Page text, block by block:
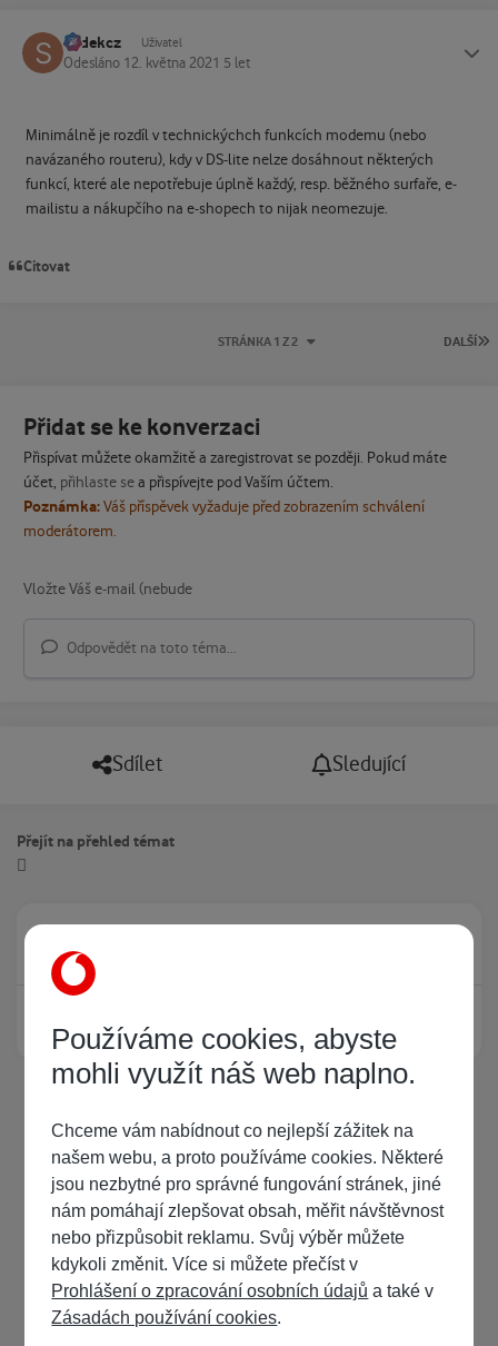
sodekcz Uživatel
Odesláno 12. května 2021 5 let
Minimálně je rozdíl v technickýchch funkcích modemu (nebo
navázaného routeru), kdy v DS-lite nelze dosáhnout některých
funkcí, které ale nepotřebuje úplně každý, resp. běžného surfaře, e-
mailistu a nákupčího na e-shopech to nijak neomezuje.
Citovat
DALŠÍ
STRÁNKA 1 Z 2
Přidat se ke konverzaci
Přispívat můžete okamžitě a zaregistrovat se později. Pokud máte
účet, přihlaste sea přispívejte pod Vaším účtem.
Poznámka:Váš příspěvek vyžaduje před zobrazením schválení
moderátorem.
Odpovědět na toto téma...
Sdílet Sledující
Přejít na přehled témat
Žádný registrovaný uživatel si neprohlíží tuto stránku
Používáme cookies, abyste
mohli využít náš web naplno.
Chceme vám nabídnout co nejlepší zážitek na
našem webu, a proto používáme cookies. Některé
jsou nezbytné pro správné fungování stránek, jiné
nám pomáhají zlepšovat obsah, měřit návštěvnost
nebo přizpůsobit reklamu. Svůj výběr můžete
kdykoli změnit. Více si můžete přečíst v
Prohlášení o zpracování osobních údajů a také v
Zásadách používání cookies.